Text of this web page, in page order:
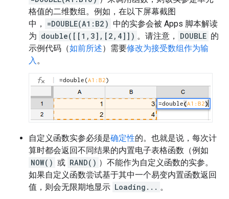
格值的二维数组。例如，在以下屏幕截图
中，
=DOUBLE(A1:B2) 中的实参会被 Apps 脚本解读
为 double([[1,3],[2,4]]) 。请注意， DOUBLE 的
示例代码（如前所述）需要修改为接受数组作为输
入。
自定义函数实参必须是确定性的。也就是说，每次计
算时都会返回不同结果的内置电子表格函数（例如
NOW() 或 RAND() ）不能作为自定义函数的实参。
如果自定义函数尝试基于其中一个易变内置函数返回
值，则会无限期地显示 Loading... 。